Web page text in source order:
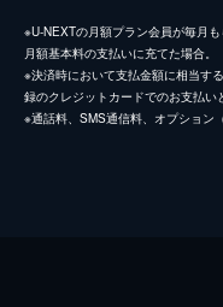
※U-NEXTの月額プラン会員が毎月
月額基本料の支払いに充てた場合。
※決済時において支払金額に相当す
録のクレジットカードでのお支払い
※通話料、SMS通信料、オプション